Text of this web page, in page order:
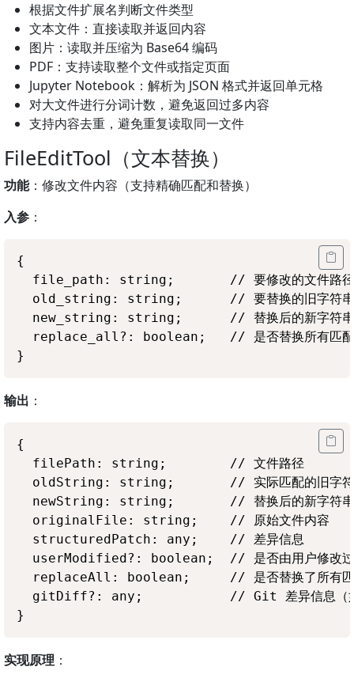
根据文件扩展名判断文件类型
文本文件：直接读取并返回内容
图片：读取并压缩为 Base64 编码
PDF：支持读取整个文件或指定页面
Jupyter Notebook：解析为 JSON 格式并返回单元格
对大文件进行分词计数，避免返回过多内容
支持内容去重，避免重复读取同一文件
FileEditTool（文本替换）
功能：修改文件内容（支持精确匹配和替换）
入参 ：
{
  file_path: string;       // 要修改的文件路径
  old_string: string;      // 要替换的旧字符串
  new_string: string;      // 替换后的新字符串
replace_all?: boolean;   // 是否替换所有匹配
输出 ：
{
  filePath: string;        // 文件路径
oldString: string;       // 实际匹配的旧字符
  newString: string;       // 替换后的新字符串
  originalFile: string;    // 原始文件内容
  structuredPatch: any;    // 差异信息
  userModified?: boolean;  // 是否由用户修改过
replaceAll: boolean;     // 是否替换了所有匹
gitDiff?: any;           // Git 差异信息（
实现原理：